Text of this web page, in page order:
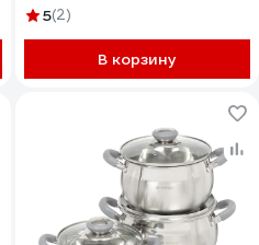
355346
5(2)
В корзину